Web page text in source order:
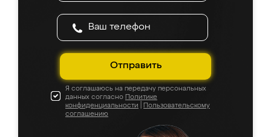
Отправить
Я соглашаюсь на передачу персональных
данных согласно Политике
конфиденциальности
Пользовательскому
соглашению